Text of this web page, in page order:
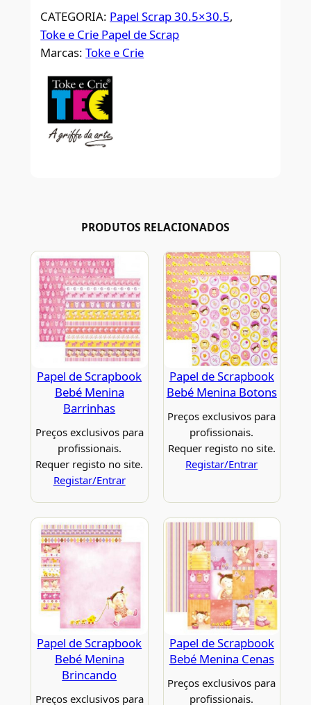
CATEGORIA: Papel Scrap 30.5×30.5
Toke e Crie Papel de Scrap
Marcas:Toke e Crie
PRODUTOS RELACIONADOS
Papel de Scrapbook
Bebé Menina
Barrinhas
Preços exclusivos para
profissionais.
Requer registo no site.
Registar/Entrar
Papel de Scrapbook
Bebé Menina Botons
Preços exclusivos para
profissionais.
Requer registo no site.
Registar/Entrar
Papel de Scrapbook
Bebé Menina
Brincando
Preços exclusivos para
Papel de Scrapbook
Bebé Menina Cenas
Preços exclusivos para
profissionais.